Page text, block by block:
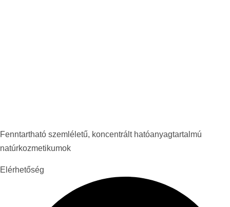
Fenntartható szemléletű, koncentrált hatóanyagtartalmú
natúrkozmetikumok
Elérhetőség